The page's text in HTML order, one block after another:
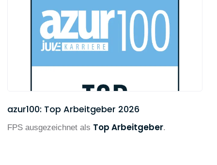
azur100: Top Arbeitgeber 2026
FPS ausgezeichnet als Top Arbeitgeber.